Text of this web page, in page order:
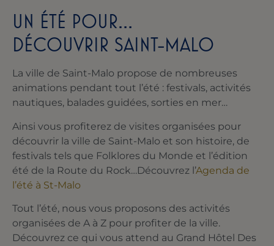
UN ÉTÉ POUR…
DÉCOUVRIR SAINT-MALO
La ville de Saint-Malo propose de nombreuses
animations pendant tout l’été : festivals, activités
nautiques, balades guidées, sorties en mer…
Ainsi vous profiterez de visites organisées pour
découvrir la ville de Saint-Malo et son histoire, de
festivals tels que Folklores du Monde et l’édition
été de la Route du Rock…Découvrez l’Agenda de
l’été à St-Malo
Tout l’été, nous vous proposons des activités
organisées de A à Z pour profiter de la ville.
Découvrez ce qui vous attend au Grand Hôtel Des